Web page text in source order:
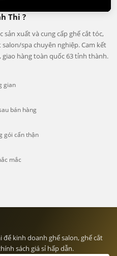
Thi ?
xuất và cung cấp ghế cắt tóc,
spa chuyên nghiệp. Cam kết
hàng toàn quốc 63 tỉnh thành.
gian
bán hàng
gói cẩn thận
mắc
kinh doanh ghế salon, ghế cắt
sách giá sỉ hấp dẫn.